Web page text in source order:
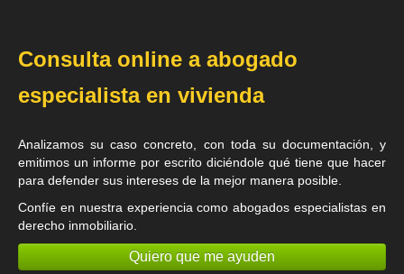
Consulta online a abogado
especialista en vivienda
Analizamos su caso concreto, con toda su documentación, y
emitimos un informe por escrito diciéndole qué tiene que hacer
para defender sus intereses de la mejor manera posible.
Confíe en nuestra experiencia comoabogados especialistas en
derecho inmobiliario
Quiero que me ayuden